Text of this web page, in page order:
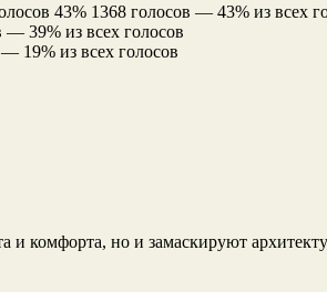
43% 1368 голосов — 43% из всех
— 39% из всех голосов
19% из всех голосов
комфорта, но и замаскируют